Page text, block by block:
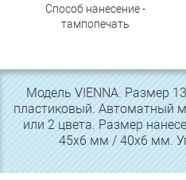
Способ нанесение -
тампопечать
Модель VIENNA. Размер
пластиковый. Автоматный
или 2 цвета. Размер
45х6 мм / 40х6 мм.